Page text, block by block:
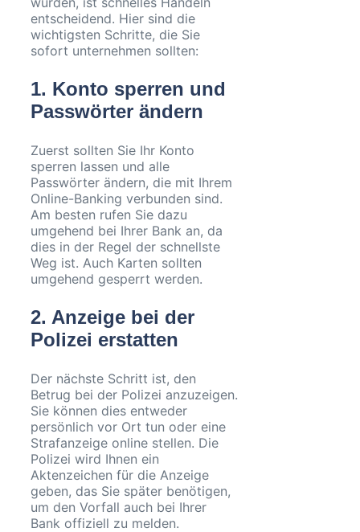
entscheidend. Hier sind die
wichtigsten Schritte, die Sie
sofort unternehmen sollten:
1. Konto sperren und
Passwörter ändern
Zuerst sollten Sie Ihr Konto
sperren lassen und alle
Passwörter ändern, die mit Ihrem
Online-Banking verbunden sind.
Am besten rufen Sie dazu
umgehend bei Ihrer Bank an, da
dies in der Regel der schnellste
Weg ist. Auch Karten sollten
umgehend gesperrt werden.
2. Anzeige bei der
Polizei erstatten
Der nächste Schritt ist, den
Betrug bei der Polizei anzuzeigen.
Sie können dies entweder
persönlich vor Ort tun oder eine
Strafanzeige online stellen. Die
Polizei wird Ihnen ein
Aktenzeichen für die Anzeige
geben, das Sie später benötigen,
um den Vorfall auch bei Ihrer
Bank offiziell zu melden.